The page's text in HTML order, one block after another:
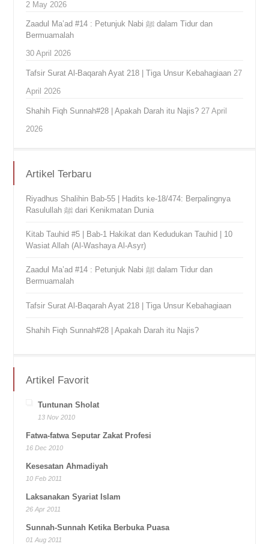
2 May 2026
Zaadul Ma’ad #14 : Petunjuk Nabi ﷺ dalam Tidur dan
Bermuamalah
30 April 2026
Tafsir Surat Al-Baqarah Ayat 218 | Tiga Unsur Kebahagiaan 27
April 2026
Shahih Fiqh Sunnah#28 | Apakah Darah itu Najis? 27 April
2026
Artikel Terbaru
Riyadhus Shalihin Bab-55 | Hadits ke-18/474: Berpalingnya
Rasulullah ﷺ dari Kenikmatan Dunia
Kitab Tauhid #5 | Bab-1 Hakikat dan Kedudukan Tauhid | 10
Wasiat Allah (Al-Washaya Al-Asyr)
Zaadul Ma’ad #14 : Petunjuk Nabi ﷺ dalam Tidur dan
Bermuamalah
Tafsir Surat Al-Baqarah Ayat 218 | Tiga Unsur Kebahagiaan
Shahih Fiqh Sunnah#28 | Apakah Darah itu Najis?
Artikel Favorit
Tuntunan Sholat
13 Nov 2010
Fatwa-fatwa Seputar Zakat Profesi
16 Dec 2010
Kesesatan Ahmadiyah
10 Feb 2011
Laksanakan Syariat Islam
26 Apr 2011
Sunnah-Sunnah Ketika Berbuka Puasa
01 Aug 2011